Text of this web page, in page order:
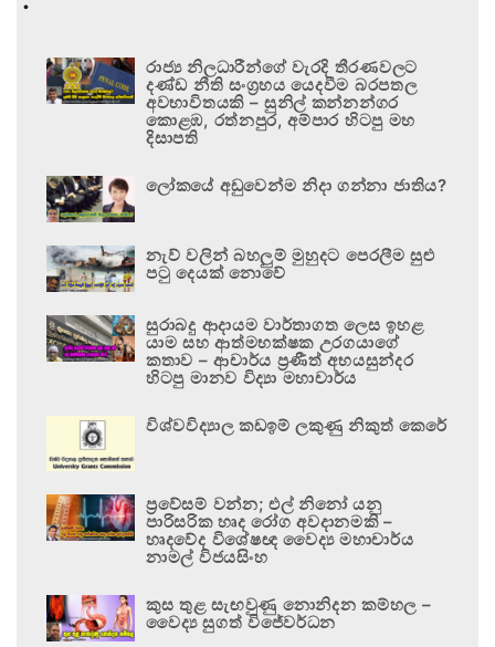
රාජ්‍ය නිලධාරීන්ගේ වැරදි තීරණවලට
දණ්ඩ නීති සංග්‍රහය යෙදවීම බරපතල
අවභාවිතයකි – සුනිල් කන්නන්ගර
කොළඹ, රත්නපුර, අම්පාර හිටපු මහ
දිසාපති
ලෝකයේ අඩුවෙන්ම නිදා ගන්නා ජාතිය?
නැව් වලින් බහලුම් මුහුදට පෙරලීම සුළු
පටු දෙයක් නොවේ
සුරාබදු ආදායම වාර්තාගත ලෙස ඉහළ
යාම සහ ආත්මභක්ෂක උරගයාගේ
කතාව – ආචාර්ය ප්‍රණීත් අභයසුන්දර
හිටපු මානව විද්‍යා මහාචාර්ය
විශ්වවිද්‍යාල කඩඉම් ලකුණු නිකුත් කෙරේ
ප්‍රවේසම් වන්න; එල් නිනෝ යනු
පාරිසරික හෘද රෝග අවදානමකි –
හෘදවේද විශේෂඥ වෛද්‍ය මහාචාර්ය
නාමල් විජයසිංහ
කුස තුළ සැඟවුණු නොනිදන කම්හල –
වෛද්‍ය සුගත් විජේවර්ධන